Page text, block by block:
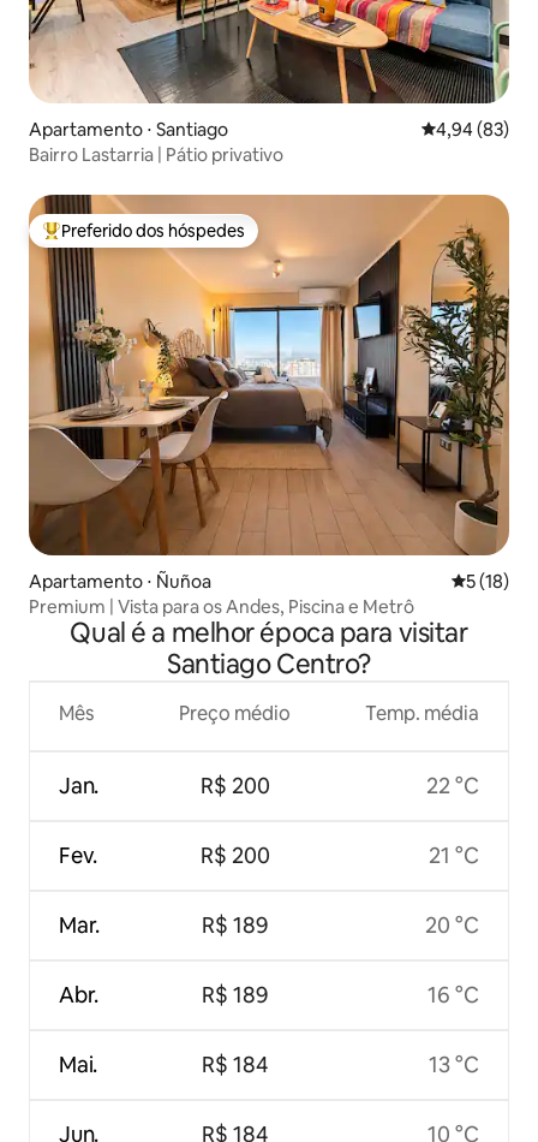
Apartamento ⋅ Santiago 4,94 de uma
4,94 (83)
Bairro Lastarria | Pátio privativo
Entre os melhores preferidos dos hóspedes
Preferido dos hóspedes
Apartamento ⋅ Ñuñoa 5 de uma
5 (18)
Premium | Vista para os Andes, Piscina e Metrô
Qual é a melhor época para visitar
Santiago Centro?
Mês
Jan.
Fev.
Mar.
Abr.
Mai.
Jun.
Preço médio
R$ 200
R$ 200
R$ 189
R$ 189
R$ 184
R$ 184
Temp. média
22 °C
21 °C
20 °C
16 °C
13 °C
10 °C